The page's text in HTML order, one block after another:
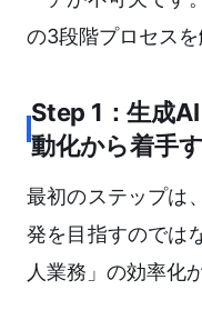
の3段階プロセスを
Step 1：生成
動化から着手
最初のステップは
発を目指すのでは
人業務」の効率化